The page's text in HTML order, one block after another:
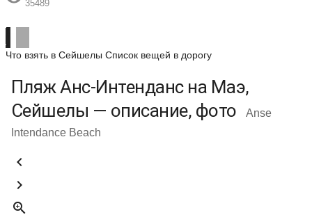
35489
Что взять в Сейшелы Список вещей в дорогу
Пляж Анс-Интенданс на Маэ,
Сейшелы — описание, фото
Anse
Intendance Beach


